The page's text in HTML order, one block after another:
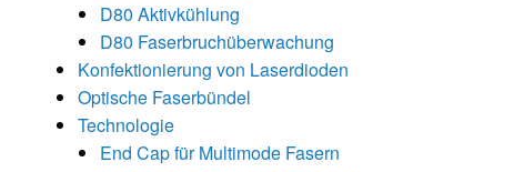
D80 Aktivkühlung
D80 Faserbruchüberwachung
Konfektionierung von Laserdioden
Optische Faserbündel
Technologie
End Cap für Multimode Fasern